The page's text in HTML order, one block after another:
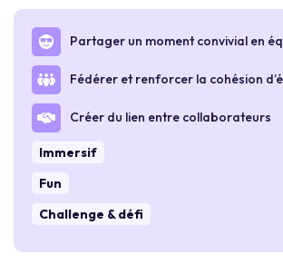
Partager un moment convivial en
Fédérer et renforcer la cohésion
Créer du lien entre collaborateurs
Immersif
Fun
Challenge & défi